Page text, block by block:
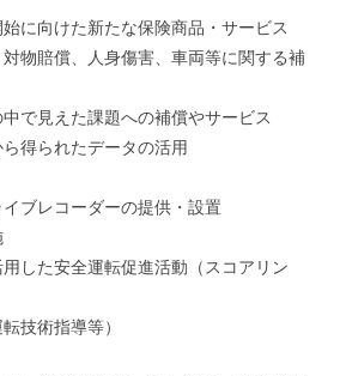
始に向けた新たな保険商品・サービス
対物賠償、人身傷害、車両等に関する補
中で見えた課題への補償やサービス
得られたデータの活用
イブレコーダーの提供・設置
用した安全運転促進活動（スコアリン
技術指導等）